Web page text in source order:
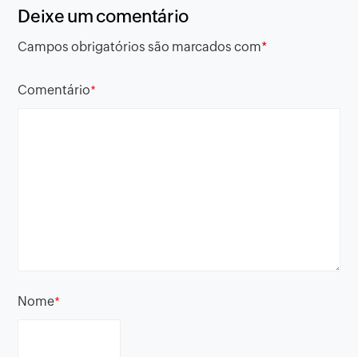
Deixe um comentário
Campos obrigatórios são marcados com*
Comentário*
Nome*